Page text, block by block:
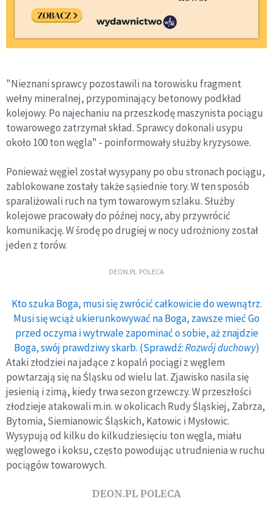
"Nieznani sprawcy pozostawili na torowisku fragment
wełny mineralnej, przypominający betonowy podkład
kolejowy. Po najechaniu na przeszkodę maszynista pociągu
towarowego zatrzymał skład. Sprawcy dokonali usypu
około 100 ton węgla" - poinformowały służby kryzysowe.
Ponieważ węgiel został wysypany po obu stronach pociągu,
zablokowane zostały także sąsiednie tory. W ten sposób
sparaliżowali ruch na tym towarowym szlaku. Służby
kolejowe pracowały do późnej nocy, aby przywrócić
komunikację. W środę po drugiej w nocy udrożniony został
jeden z torów.
DEON.PL POLECA
Kto szuka Boga, musi się zwrócić całkowicie do wewnątrz.
Musi się wciąż ukierunkowywać na Boga, zawsze mieć Go
przed oczyma i wytrwale zapominać o sobie, aż znajdzie
Boga, swój prawdziwy skarb. (Sprawdź:Rozwój duchowy)
Ataki złodziei na jadące z kopalń pociągi z węglem
powtarzają się na Śląsku od wielu lat. Zjawisko nasila się
jesienią i zimą, kiedy trwa sezon grzewczy. W przeszłości
złodzieje atakowali m.in. w okolicach Rudy Śląskiej, Zabrza,
Bytomia, Siemianowic Śląskich, Katowic i Mysłowic.
Wysypują od kilku do kilkudziesięciu ton węgla, miału
węglowego i koksu, często powodując utrudnienia w ruchu
pociągów towarowych.
DEON.PL POLECA